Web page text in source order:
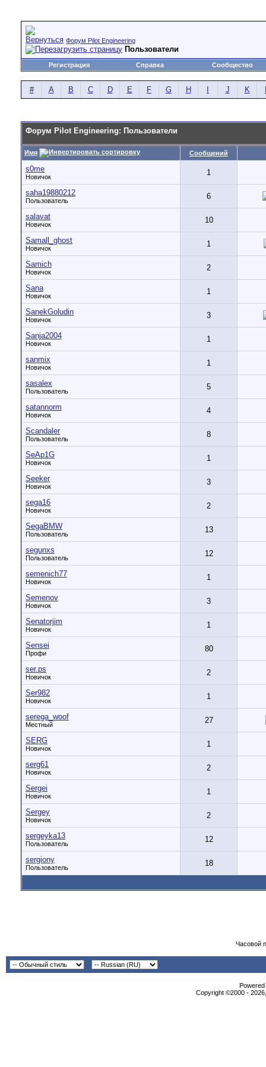
Форум Pilot Engineering
Пользователи
Регистрация Справка Сообщество
# A B C D E F G H J K
Форум Pilot Engineering: Пользователи
Имя Сообщений
s0me
Новичок 1
saha19880212
Пользователь 6
salavat
Новичок 10
Samall_ghost
Новичок 1
Samich
Новичок 2
Sana
Новичок 1
SanekGoludin
Новичок 3
Sanja2004
Новичок 1
sanmix
Новичок 1
sasalex
Пользователь 5
satannorm
Новичок 4
Scandaler
Пользователь 8
SeAp1G
Новичок 1
Seeker
Новичок 3
sega16
Новичок 2
SegaBMW
Пользователь 13
segunxs
Пользователь 12
semenich77
Новичок 1
Semenov
Новичок 3
Senatorjim
Новичок 1
Sensei
Профи 80
ser.ps
Новичок 2
Ser982
Новичок 1
serega_woof
Местный 27
SERG
Новичок 1
serg61
Новичок 2
Sergei
Новичок 1
Sergey
Новичок 2
sergeyka13
Пользователь 12
sergiony
Пользователь 18
Часовой
Copyright ©2000 -